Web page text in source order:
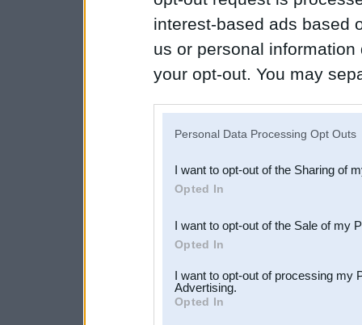
interest-based ads based
us or personal
your opt-out. You may
Downstream Participants
third parties.
Personal Data Processing Opt Outs
I want to opt-out of the Sharing of
Opted In
I want to opt-out of the Sale of my
Opted In
I want to opt-out of processing my
Advertising.
Opted In